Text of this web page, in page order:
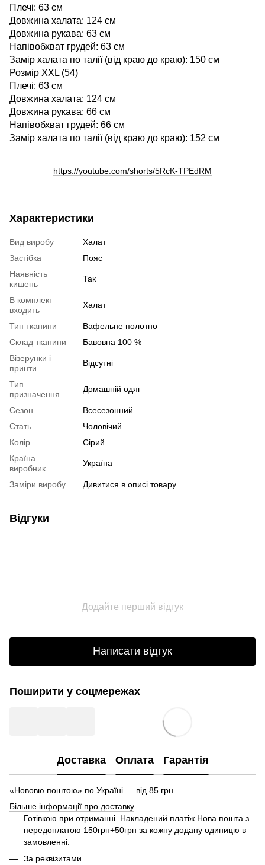
Плечі: 63 см
Довжина халата: 124 см
Довжина рукава: 63 см
Напівобхват грудей: 63 см
Замір халата по талії (від краю до краю): 150 см
Розмір XXL (54)
Плечі: 63 см
Довжина халата: 124 см
Довжина рукава: 66 см
Напівобхват грудей: 66 см
Замір халата по талії (від краю до краю): 152 см
https://youtube.com/shorts/5RcK-TPEdRM
Характеристики
Вид виробу
Халат
Застібка
Пояс
Наявність
кишень
Так
В комплект
входить
Халат
Тип тканини
Вафельне полотно
Склад тканини
Бавовна 100 %
Візерунки і
принти
Відсутні
Тип
призначення
Домашній одяг
Сезон
Всесезонний
Стать
Чоловічий
Колір
Сірий
Країна
виробник
Україна
Заміри виробу Дивитися в описі товару
Відгуки
Додайте перший відгук
Написати відгук
Поширити у соцмережах
Доставка Оплата Гарантія
«Нововю поштою» по Україні — від 85 грн.
Більше інформації про доставку
Готівкою при отриманні. Накладений платіж Нова пошта з
передоплатою 150грн+50грн за кожну додану одиницю в
замовленні.
За реквізитами